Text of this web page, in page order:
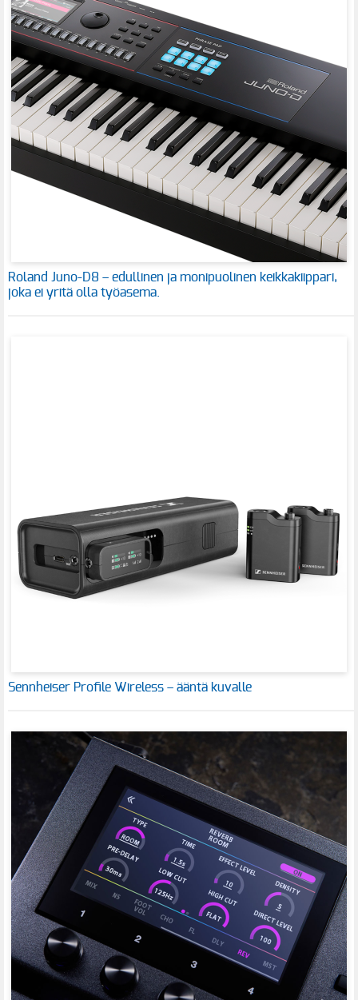
Roland Juno-D8 – edullinen ja monipuolinen keikkakiippari,
joka ei yritä olla työasema.
Sennheiser Profile Wireless – ääntä kuvalle